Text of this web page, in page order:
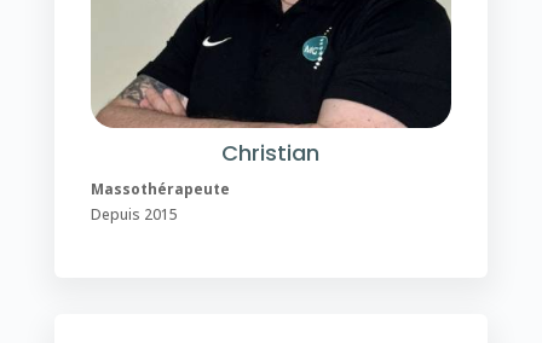
Christian
Massothérapeute
Depuis 2015